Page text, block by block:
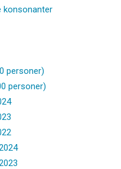
konsonanter
personer)
personer)